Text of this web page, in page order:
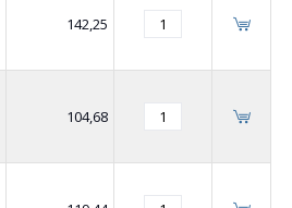
142,25
104,68